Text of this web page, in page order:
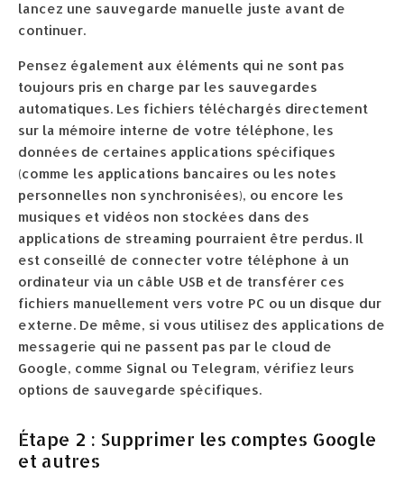
lancez une sauvegarde manuelle juste avant de
continuer.
Pensez également aux éléments qui ne sont pas
toujours pris en charge par les sauvegardes
automatiques. Les fichiers téléchargés directement
sur la mémoire interne de votre téléphone, les
données de certaines applications spécifiques
(comme les applications bancaires ou les notes
personnelles non synchronisées), ou encore les
musiques et vidéos non stockées dans des
applications de streaming pourraient être perdus. Il
est conseillé de connecter votre téléphone à un
ordinateur via un câble USB et de transférer ces
fichiers manuellement vers votre PC ou un disque dur
externe. De même, si vous utilisez des applications de
messagerie qui ne passent pas par le cloud de
Google, comme Signal ou Telegram, vérifiez leurs
options de sauvegarde spécifiques.
Étape 2 : Supprimer les comptes Google
et autres